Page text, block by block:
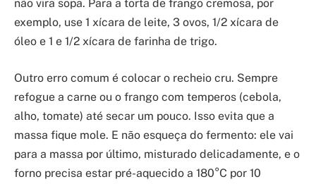
não vira sopa. Para a torta de frango cremosa, por
exemplo, use 1 xícara de leite, 3 ovos, 1/2 xícara de
óleo e 1 e 1/2 xícara de farinha de trigo.
Outro erro comum é colocar o recheio cru. Sempre
refogue a carne ou o frango com temperos (cebola,
alho, tomate) até secar um pouco. Isso evita que a
massa fique mole. E não esqueça do fermento: ele vai
para a massa por último, misturado delicadamente, e o
forno precisa estar pré-aquecido a 180°C por 10